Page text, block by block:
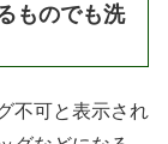
ものでも洗
不可と表示され